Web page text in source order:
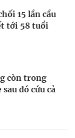
15 lần cầu
tới 58 tuổi
còn trong
đó cứu cả